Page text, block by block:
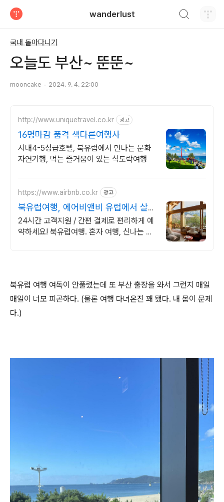
wanderlust
국내 돌아다니기
오늘도 부산~ 뚠뚠~
mooncake 2024. 9. 4. 22:00
http://www.uniquetravel.co.kr 광고
16명마감 품격 색다른여행사
시내4-5성급호텔, 북유럽에서 만나는 문화
자연기행, 먹는 즐거움이 있는 식도락여행
https://www.airbnb.co.kr 광고
북유럽여행, 에어비앤비 유럽에서 살아
보기
24시간 고객지원 / 간편 결제로 편리하게 예
약하세요! 북유럽여행. 혼자 여행, 신나는 파
북유럽 여행 여독이 안풀렸는데 또 부산 출장을 와서 그런지 매일
매일이 너모 피곤하다. (물론 여행 다녀온진 꽤 됐다. 내 몸이 문제
다.)